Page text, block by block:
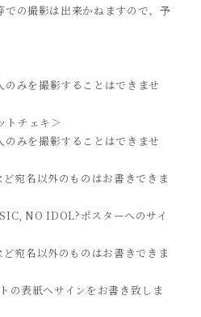
での撮影は出来かねますので、予
のみを撮影することはできませ
トチェキ＞
のみを撮影することはできませ
ど宛名以外のものはお書きできま
NO IDOL?ポスターへのサイ
ど宛名以外のものはお書きできま
の表紙へサインをお書き致しま